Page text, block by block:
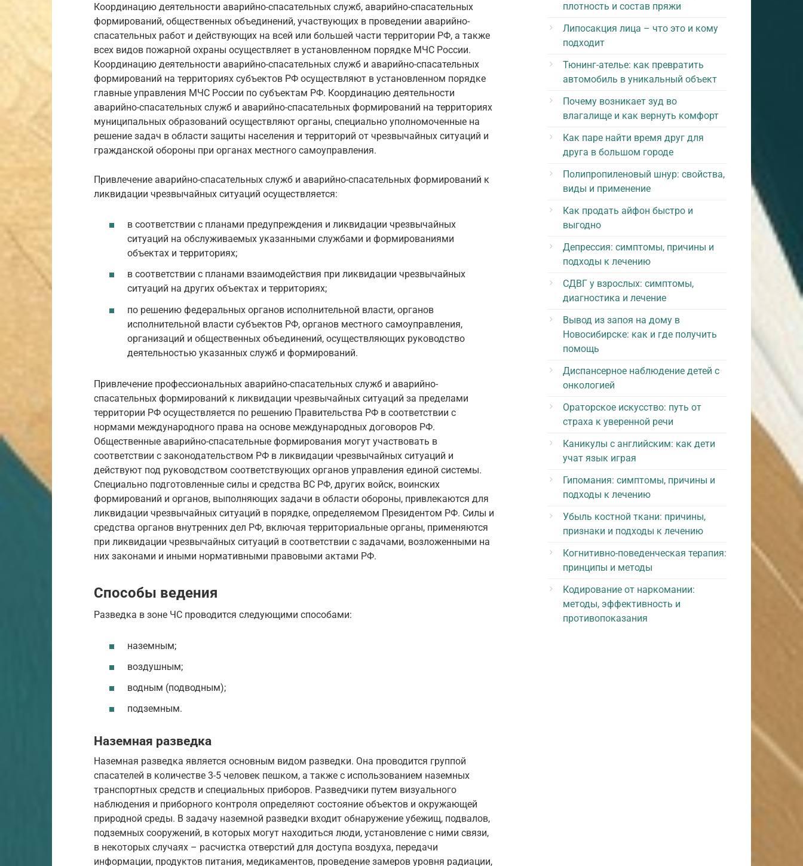
Координацию деятельности аварийно-спасательных служб, аварийно-спасательных
формирований, общественных объединений, участвующих в проведении аварийно-
спасательных работ и действующих на всей или большей части территории РФ, а также
всех видов пожарной охраны осуществляет в установленном порядке МЧС России.
Координацию деятельности аварийно-спасательных служб и аварийно-спасательных
формирований на территориях субъектов РФ осуществляют в установленном порядке
главные управления МЧС России по субъектам РФ. Координацию деятельности
аварийно-спасательных служб и аварийно-спасательных формирований на территориях
муниципальных образований осуществляют органы, специально уполномоченные на
решение задач в области защиты населения и территорий от чрезвычайных ситуаций и
гражданской обороны при органах местного самоуправления.
Привлечение аварийно-спасательных служб и аварийно-спасательных формирований к
ликвидации чрезвычайных ситуаций осуществляется:
в соответствии с планами предупреждения и ликвидации чрезвычайных
ситуаций на обслуживаемых указанными службами и формированиями
объектах и территориях;
в соответствии с планами взаимодействия при ликвидации чрезвычайных
ситуаций на других объектах и территориях;
по решению федеральных органов исполнительной власти, органов
исполнительной власти субъектов РФ, органов местного самоуправления,
организаций и общественных объединений, осуществляющих руководство
деятельностью указанных служб и формирований.
Привлечение профессиональных аварийно-спасательных служб и аварийно-
спасательных формирований к ликвидации чрезвычайных ситуаций за пределами
территории РФ осуществляется по решению Правительства РФ в соответствии с
нормами международного права на основе международных договоров РФ.
Общественные аварийно-спасательные формирования могут участвовать в
соответствии с законодательством РФ в ликвидации чрезвычайных ситуаций и
действуют под руководством соответствующих органов управления единой системы.
Специально подготовленные силы и средства ВС РФ, других войск, воинских
формирований и органов, выполняющих задачи в области обороны, привлекаются для
ликвидации чрезвычайных ситуаций в порядке, определяемом Президентом РФ. Силы и
средства органов внутренних дел РФ, включая территориальные органы, применяются
при ликвидации чрезвычайных ситуаций в соответствии с задачами, возложенными на
них законами и иными нормативными правовыми актами РФ.
Способы ведения
Разведка в зоне ЧС проводится следующими способами:
наземным;
воздушным;
водным (подводным);
подземным.
Наземная разведка
Наземная разведка является основным видом разведки. Она проводится группой
спасателей в количестве 3-5 человек пешком, а также с использованием наземных
транспортных средств и специальных приборов. Разведчики путем визуального
наблюдения и приборного контроля определяют состояние объектов и окружающей
природной среды. В задачу наземной разведки входит обнаружение убежищ, подвалов,
подземных сооружений, в которых могут находиться люди, установление с ними связи,
в некоторых случаях – расчистка отверстий для доступа воздуха, передачи
информации, продуктов питания, медикаментов, проведение замеров уровня радиации,
плотность и состав пряжи
Липосакция лица – что это и кому
подходит
Тюнинг-ателье: как превратить
автомобиль в уникальный объект
Почему возникает зуд во
влагалище и как вернуть комфорт
Как паре найти время друг для
друга в большом городе
Полипропиленовый шнур: свойства,
виды и применение
Как продать айфон быстро и
выгодно
Депрессия: симптомы, причины и
подходы к лечению
СДВГ у взрослых: симптомы,
диагностика и лечение
Вывод из запоя на дому в
Новосибирске: как и где получить
помощь
Диспансерное наблюдение детей с
онкологией
Ораторское искусство: путь от
страха к уверенной речи
Каникулы с английским: как дети
учат язык играя
Гипомания: симптомы, причины и
подходы к лечению
Убыль костной ткани: причины,
признаки и подходы к лечению
Когнитивно-поведенческая терапия:
принципы и методы
Кодирование от наркомании:
методы, эффективность и
противопоказания